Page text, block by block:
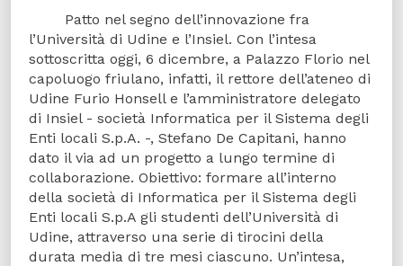
Patto nel segno dell’innovazione fra
l’Università di Udine e l’Insiel. Con l’intesa
sottoscritta oggi, 6 dicembre, a Palazzo Florio nel
capoluogo friulano, infatti, il rettore dell’ateneo di
Udine Furio Honsell e l’amministratore delegato
di Insiel - società Informatica per il Sistema degli
Enti locali S.p.A. -, Stefano De Capitani, hanno
dato il via ad un progetto a lungo termine di
collaborazione. Obiettivo: formare all’interno
della società di Informatica per il Sistema degli
Enti locali S.p.A gli studenti dell’Università di
Udine, attraverso una serie di tirocini della
durata media di tre mesi ciascuno. Un’intesa,